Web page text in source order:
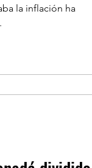
la inflación ha